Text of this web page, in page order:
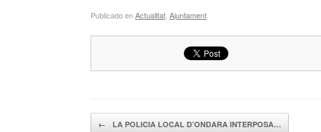
Publicado enActualitat Ajuntament
Navegador de artículos
← LA POLICIA LOCAL D’ONDARA INTERPOSA…